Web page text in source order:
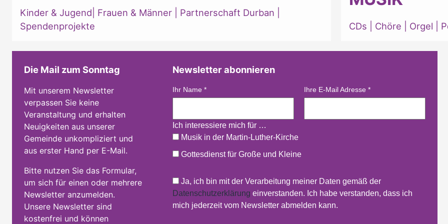
Kinder & Jugend Frauen & Männer Partnerschaft Durban
Spendenprojekte
CDs Chöre Orgel
Die Mail zum Sonntag
Mit unserem Newsletter
verpassen Sie keine
Veranstaltung und erhalten
Neuigkeiten aus unserer
Gemeinde unkompliziert und
aus erster Hand per E-Mail.
Bitte nutzen Sie das Formular,
um sich für einen oder mehrere
Newsletter anzumelden.
Unsere Newsletter sind
kostenfrei und können
Newsletter abonnieren
Ihr Name * Ihre E-Mail Adresse *
Ich interessiere mich für …
Musik in der Martin-Luther-Kirche
Gottesdienst für Große und Kleine
Ja, ich bin mit der Verarbeitung meiner Daten gemäß der
Datenschutzerklärung einverstanden. Ich habe verstanden, dass ich
mich jederzeit vom Newsletter abmelden kann.